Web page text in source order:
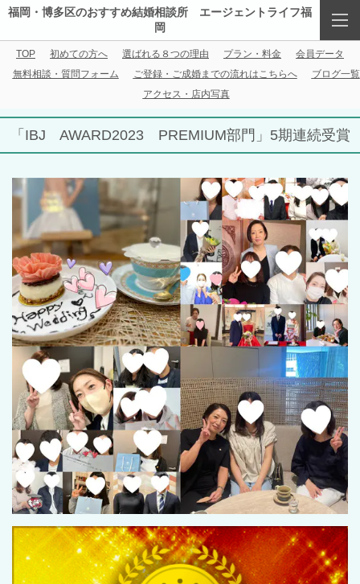
福岡・博多区のおすすめ結婚相談所 エージェントライフ福
岡
TOP 初めての方へ 選ばれる８つの理由 プラン・料金
会員データ
無料相談・質問フォーム
ご登録・ご成婚までの流れはこちらへ
ブログ一覧
アクセス・店内写真
「IBJ AWARD2023 PREMIUM部門」5期連続受賞